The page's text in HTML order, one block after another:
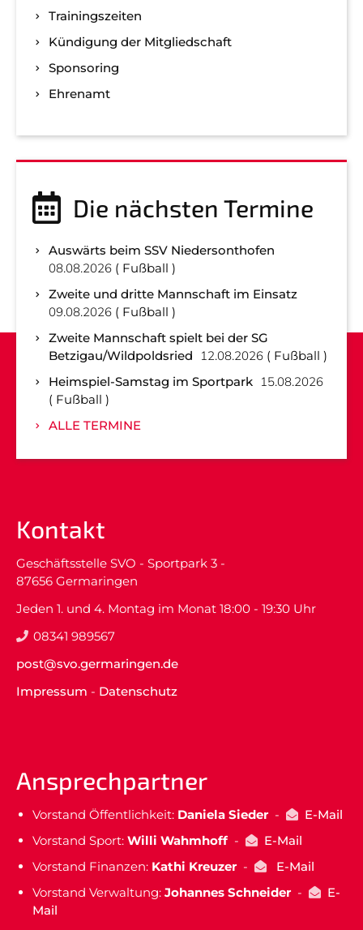
Trainingszeiten
Kündigung der Mitgliedschaft
Sponsoring
Ehrenamt
Die nächsten Termine
Auswärts beim SSV Niedersonthofen
08.08.2026
Fußball
Zweite und dritte Mannschaft im Einsatz
09.08.2026
Fußball
Zweite Mannschaft spielt bei der SG
Betzigau/Wildpoldsried
12.08.2026
Fußball
Heimspiel-Samstag im Sportpark 15.08.2026
Fußball
ALLE TERMINE
Kontakt
Geschäftsstelle SVO - Sportpark 3 -
87656 Germaringen
Jeden 1. und 4. Montag im Monat 18:00 - 19:30 Uhr
08341 989567
post@svo.germaringen.de
Impressum - Datenschutz
Ansprechpartner
Vorstand Öffentlichkeit: Daniela Sieder-
E-Mail
Vorstand Sport: Willi Wahmhoff-
E-Mail
Vorstand Finanzen: Kathi Kreuzer-
E-Mail
Vorstand Verwaltung: Johannes Schneider -
E-
Mail